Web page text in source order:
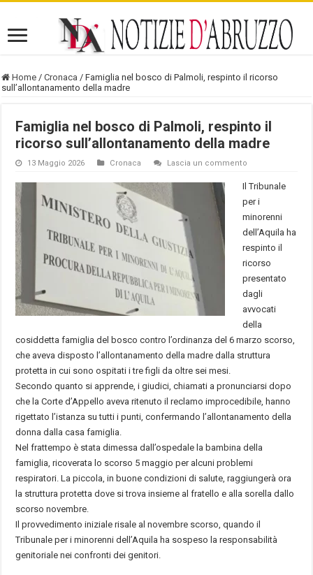
Home / Cronaca / Famiglia nel bosco di Palmoli, respinto il ricorso
sull’allontanamento della madre
Famiglia nel bosco di Palmoli, respinto il
ricorso sull’allontanamento della madre
13 Maggio 2026 Cronaca Lascia un commento
Il Tribunale
per i
minorenni
dell’Aquila ha
respinto il
ricorso
presentato
dagli
avvocati
della
cosiddetta famiglia del bosco contro l’ordinanza del 6 marzo scorso,
che aveva disposto l’allontanamento della madre dalla struttura
protetta in cui sono ospitati i tre figli da oltre sei mesi.
Secondo quanto si apprende, i giudici, chiamati a pronunciarsi dopo
che la Corte d’Appello aveva ritenuto il reclamo improcedibile, hanno
rigettato l’istanza su tutti i punti, confermando l’allontanamento della
donna dalla casa famiglia.
Nel frattempo è stata dimessa dall’ospedale la bambina della
famiglia, ricoverata lo scorso 5 maggio per alcuni problemi
respiratori. La piccola, in buone condizioni di salute, raggiungerà ora
la struttura protetta dove si trova insieme al fratello e alla sorella dallo
scorso novembre.
Il provvedimento iniziale risale al novembre scorso, quando il
Tribunale per i minorenni dell’Aquila ha sospeso la responsabilità
genitoriale nei confronti dei genitori.